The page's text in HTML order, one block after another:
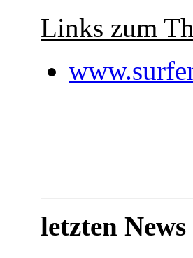
Links zum
letzten News